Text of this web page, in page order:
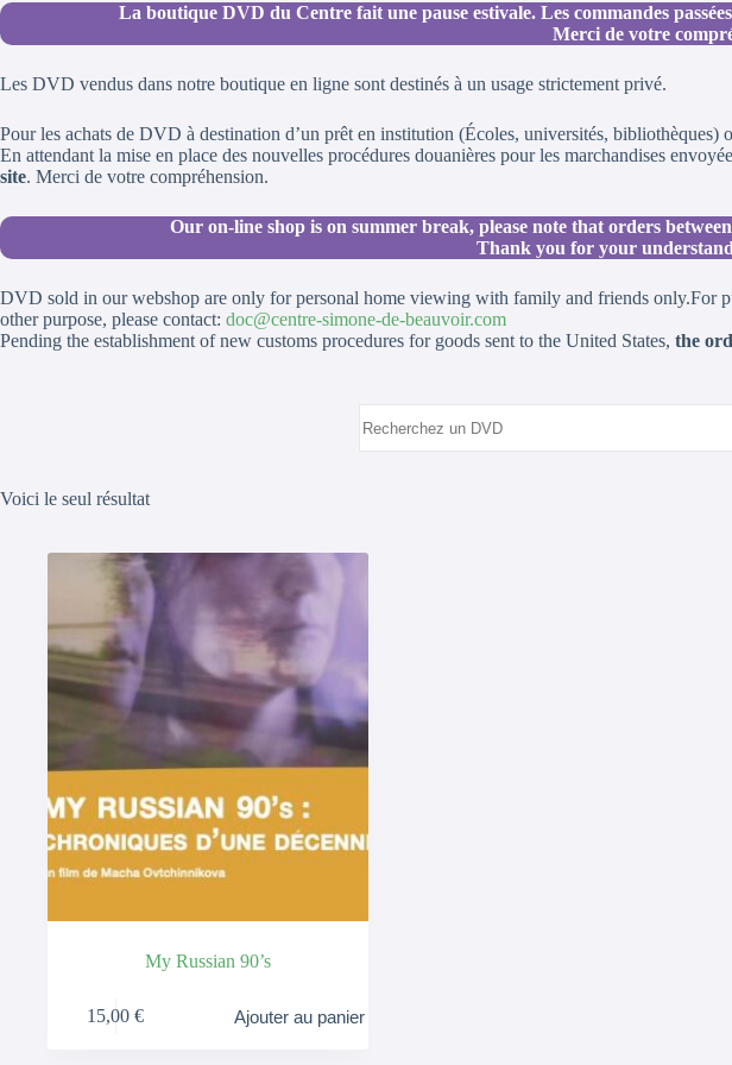
La boutique DVD du Centre fait une pause estivale. Les commandes
Merci de votre
Les DVD vendus dans notre boutique en ligne sont destinés à un usage strictement privé.
Pour les achats de DVD à destination d’un prêt en institution (Écoles, universités, bibliothèques)
En attendant la mise en place des nouvelles procédures douanières pour les marchandises
site. Merci de votre compréhension.
Our on-line shop is on summer break, please note that orders
Thank you for your
DVD sold in our webshop are only for personal home viewing with family and friends only.For
other purpose, please contact: doc@centre-simone-de-beauvoir.com
Pending the establishment of new customs procedures for goods sent to the United States, the
Voici le seul résultat
My Russian 90’s
15,00€ Ajouter au panier